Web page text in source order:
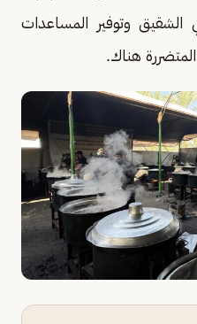
وتوفير المساعدات
هناك.